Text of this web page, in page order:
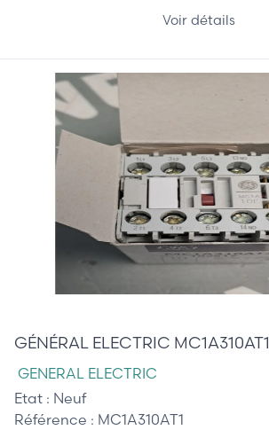
Voir détails
GÉNÉRAL ELECTRIC MC1A310AT1
GENERAL ELECTRIC
Etat : Neuf
Référence : MC1A310AT1